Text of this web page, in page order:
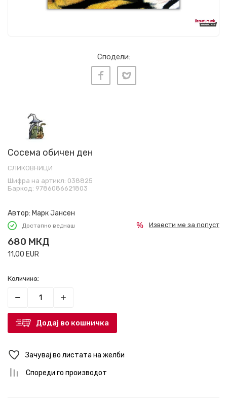
Сподели:
Сосема обичен ден
СЛИКОВНИЦИ
Шифра на артикл: 038825
Баркод: 9786086621803
Автор: Марк Јансен
Достапно веднаш
680 МКД
11,00 EUR
Извести ме за попуст
Количина:
Додај во кошничка
Зачувај во листата на желби
Спореди го производот